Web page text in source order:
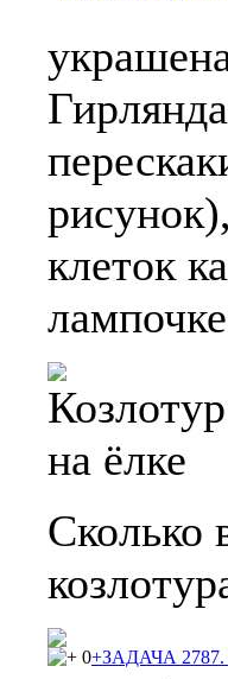
клеток
Сколько
0+ЗАДАЧА 2787.